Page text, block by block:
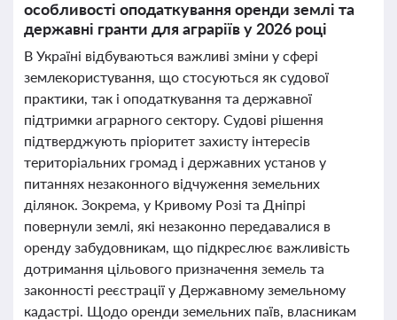
особливості оподаткування оренди землі та
державні гранти для аграріїв у 2026 році
В Україні відбуваються важливі зміни у сфері
землекористування, що стосуються як судової
практики, так і оподаткування та державної
підтримки аграрного сектору. Судові рішення
підтверджують пріоритет захисту інтересів
територіальних громад і державних установ у
питаннях незаконного відчуження земельних
ділянок. Зокрема, у Кривому Розі та Дніпрі
повернули землі, які незаконно передавалися в
оренду забудовникам, що підкреслює важливість
дотримання цільового призначення земель та
законності реєстрації у Державному земельному
кадастрі. Щодо оренди земельних паїв, власникам